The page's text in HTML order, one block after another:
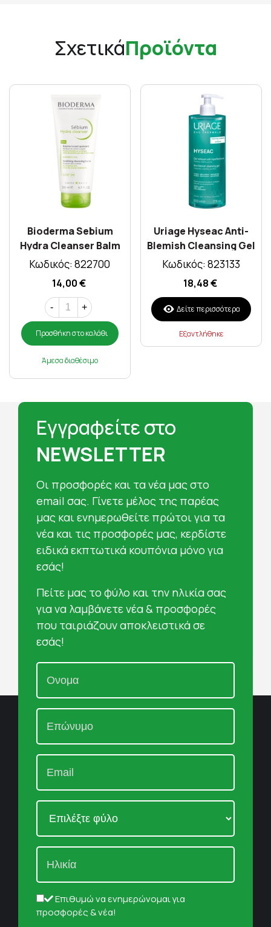
ΣχετικάΠροϊόντα
Bioderma Sebium
Hydra Cleanser Balm
200ml
Κωδικός: 822700
14,00 €
- +
Προσθήκη στο καλάθι
Άμεσα διαθέσιμο
Uriage Hyseac Anti-
Blemish Cleansing Gel
500ml
Κωδικός: 823133
18,48 €
Δείτε περισσότερα
Εξαντλήθηκε
Εγγραφείτε στο
NEWSLETTER
Oι προσφορές και τα νέα μας στο
email σας. Γίνετε μέλος της παρέας
μας και ενημερωθείτε πρώτοι για τα
νέα και τις προσφορές μας, κερδίστε
ειδικά εκπτωτικά κουπόνια μόνο για
εσάς!
Πείτε μας το φύλο και την ηλικία σας
για να λαμβάνετε νέα & προσφορές
που ταιριάζουν αποκλειστικά σε
εσάς!
Επιθυμώ να ενημερώνομαι για
προσφορές & νέα!